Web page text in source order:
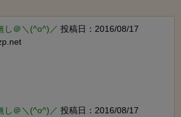
し＠＼(^o^)／ 投稿日：2016/08/17
し＠＼(^o^)／ 投稿日：2016/08/17